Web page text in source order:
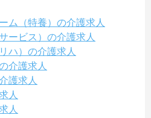
ム（特養）の介護求人
ービス）の介護求人
ハ）の介護求人
介護求人
護求人
人
人